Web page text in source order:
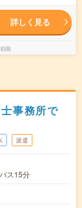
詳しく見る
圏
事務所で
派遣
ス15分